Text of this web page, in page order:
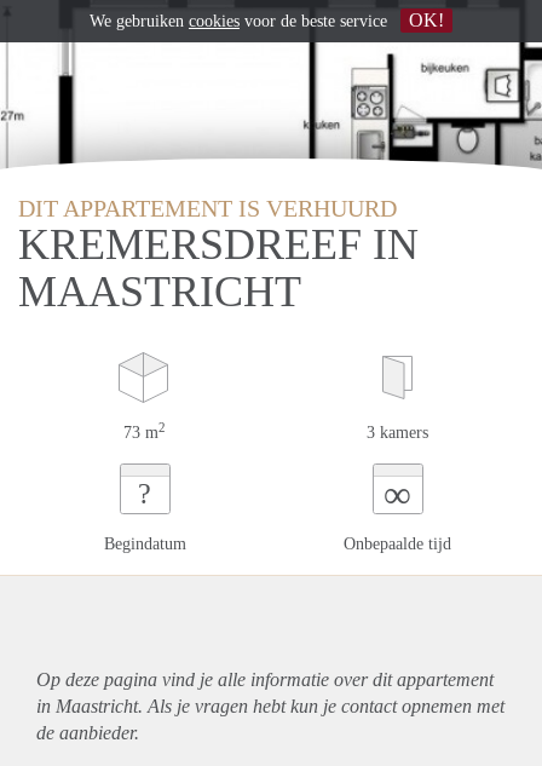
DIT APPARTEMENT IS VERHUURD
KREMERSDREEF IN
MAASTRICHT
73 m2 3 kamers
?
Begindatum
∞
Onbepaalde tijd
Op deze pagina vind je alle informatie over ditappartement
in Maastricht. Als je vragen hebt kun je contact opnemen met
de aanbieder.
We gebruiken cookies voor de beste service OK!